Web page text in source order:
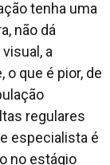
tenha uma
não dá
a
o que é pior, de
regulares
especialista é
no estágio